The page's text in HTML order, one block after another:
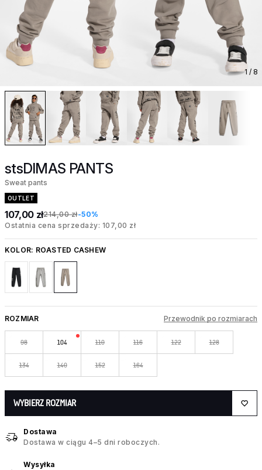
1 / 8
stsDIMAS PANTS
Sweat pants
OUTLET
107,00 zł214,00 zł-50%
Ostatnia cena sprzedaży: 107,00 zł
KOLOR: ROASTED CASHEW
ROZMIAR Przewodnik po rozmiarach
98 104 110 116 122 128
134 140 152 164
WYBIERZ ROZMIAR
Dostawa
Dostawa w ciągu 4–5 dni roboczych.
Wysyłka